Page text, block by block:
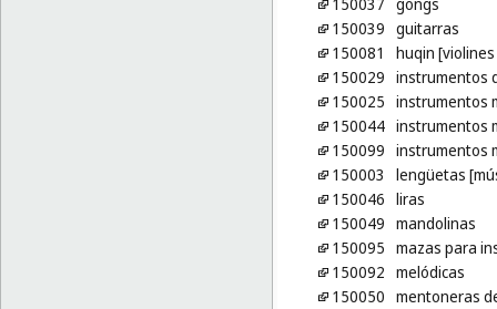
150039 guitarras
150081
huqin
150029 instrumentos
150025 instrumentos
150044 instrumentos
150099 instrumentos
150003
lengüetas
150046 liras
150049 mandolinas
150095 mazas para
150092 melódicas
150050 mentoneras